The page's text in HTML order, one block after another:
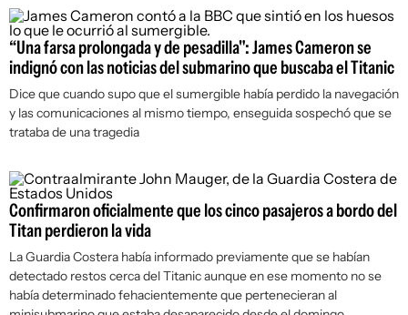
“Una farsa prolongada y de pesadilla": James Cameron se
indignó con las noticias del submarino que buscaba el Titanic
Dice que cuando supo que el sumergible había perdido la navegación
y las comunicaciones al mismo tiempo, enseguida sospechó que se
trataba de una tragedia
Confirmaron oficialmente que los cinco pasajeros a bordo del
Titan perdieron la vida
La Guardia Costera había informado previamente que se habían
detectado restos cerca del Titanic aunque en ese momento no se
había determinado fehacientemente que pertenecieran al